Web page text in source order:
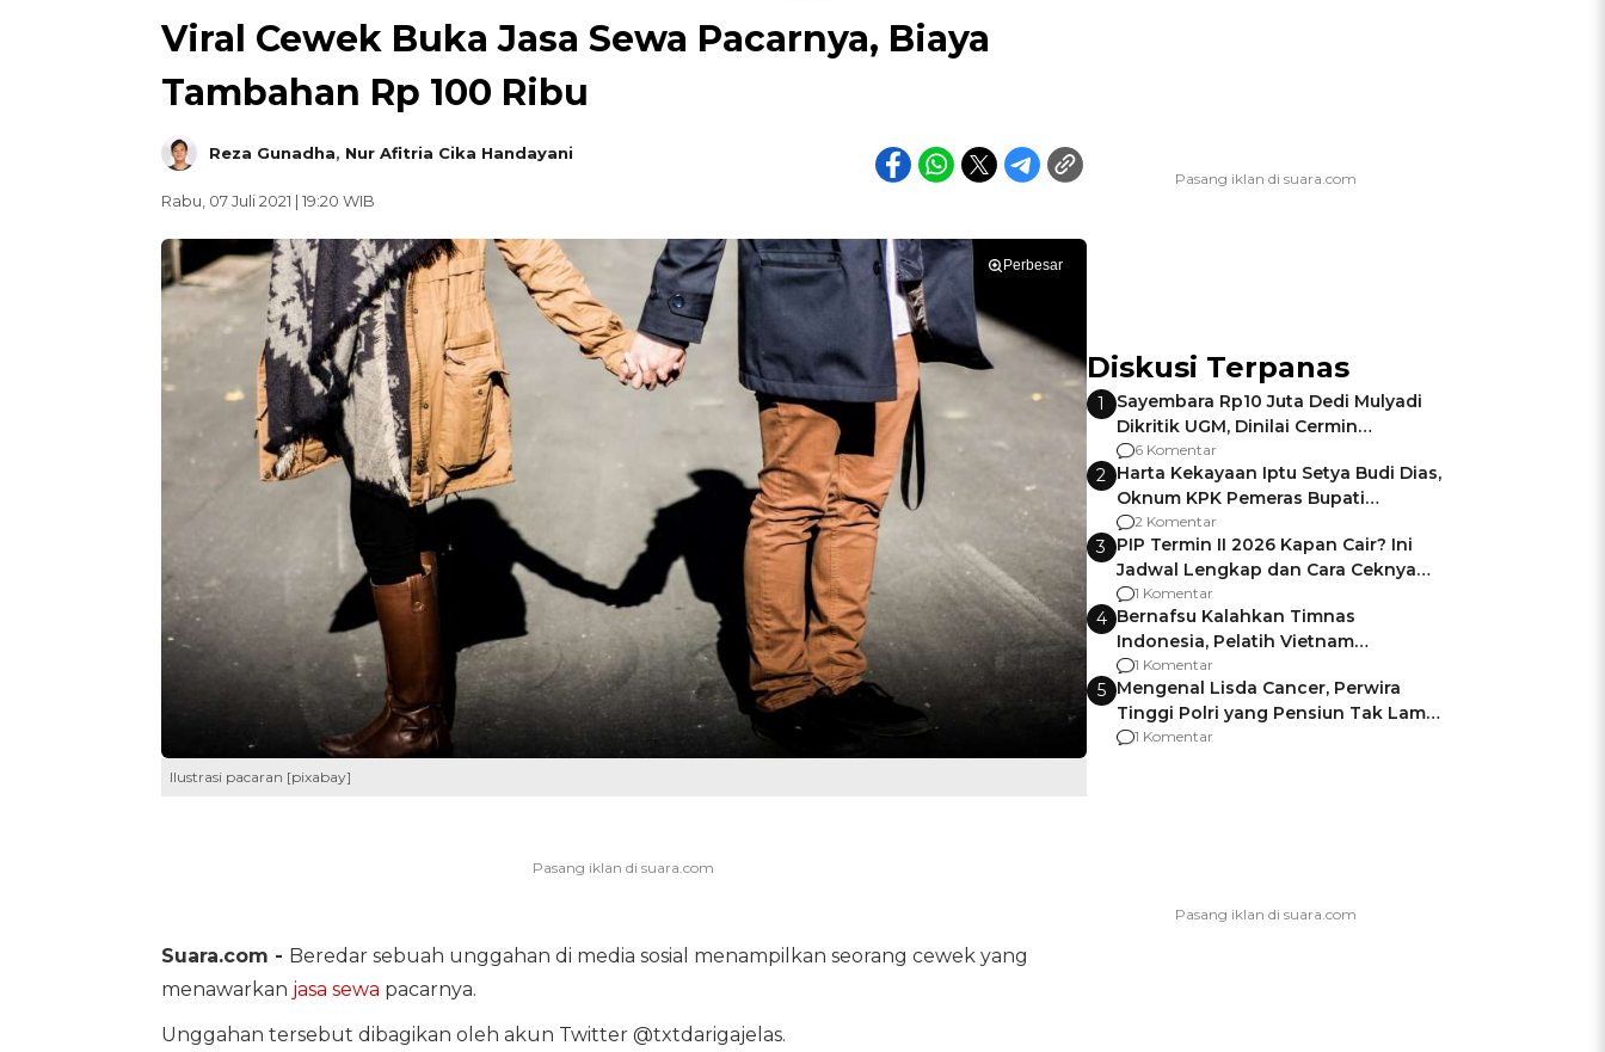
Viral Cewek Buka Jasa Sewa Pacarnya, Biaya
Tambahan Rp 100 Ribu
Reza Gunadha, Nur Afitria Cika Handayani
Rabu, 07 Juli 2021 | 19:20 WIB
Perbesar
Ilustrasi pacaran [pixabay]
Suara.com - Beredar sebuah unggahan di media sosial menampilkan seorang cewek yang
menawarkan jasa sewa pacarnya.
Unggahan tersebut dibagikan oleh akun Twitter @txtdarigajelas.
Diskusi Terpanas
1
Sayembara Rp10 Juta Dedi Mulyadi
Dikritik UGM, Dinilai Cermin
Gagalnya Negara Jamin Keamanan
6 Komentar
2 Harta Kekayaan Iptu Setya Budi Dias,
Oknum KPK Pemeras Bupati
Pemalang
2 Komentar
3 PIP Termin II 2026 Kapan Cair? Ini
Jadwal Lengkap dan Cara Ceknya
agar Dana Tidak Hangus!
1 Komentar
4 Bernafsu Kalahkan Timnas
Indonesia, Pelatih Vietnam
Berencana Pakai Jimat di Pakansari
1 Komentar
5 Mengenal Lisda Cancer, Perwira
Tinggi Polri yang Pensiun Tak Lama
Usai Jadi Brigjen
1 Komentar